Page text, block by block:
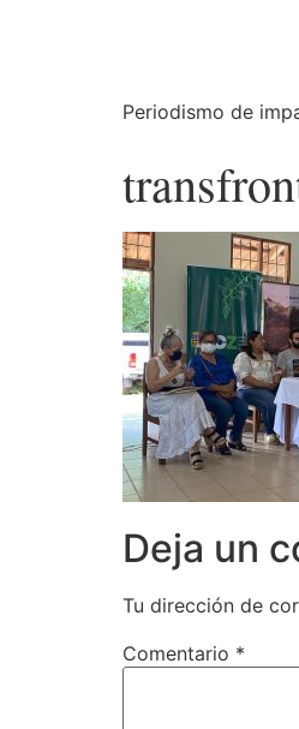
Periodismo de
Deja un
Tu dirección de
Comentario *